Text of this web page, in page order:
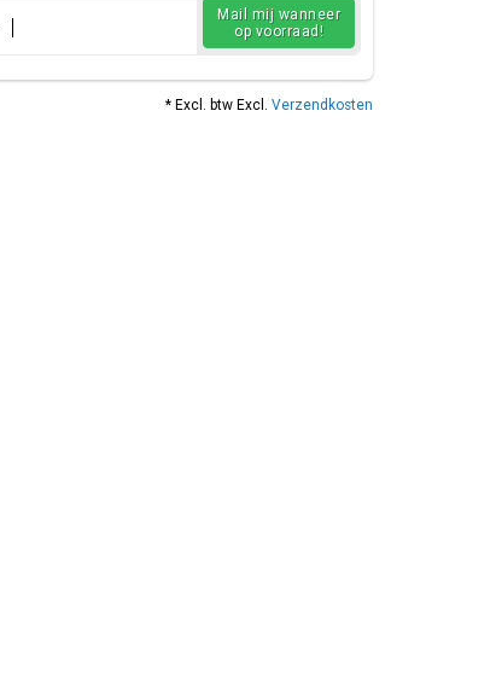
Mail mij wanneer
op voorraad!
* Excl. btw Excl. Verzendkosten